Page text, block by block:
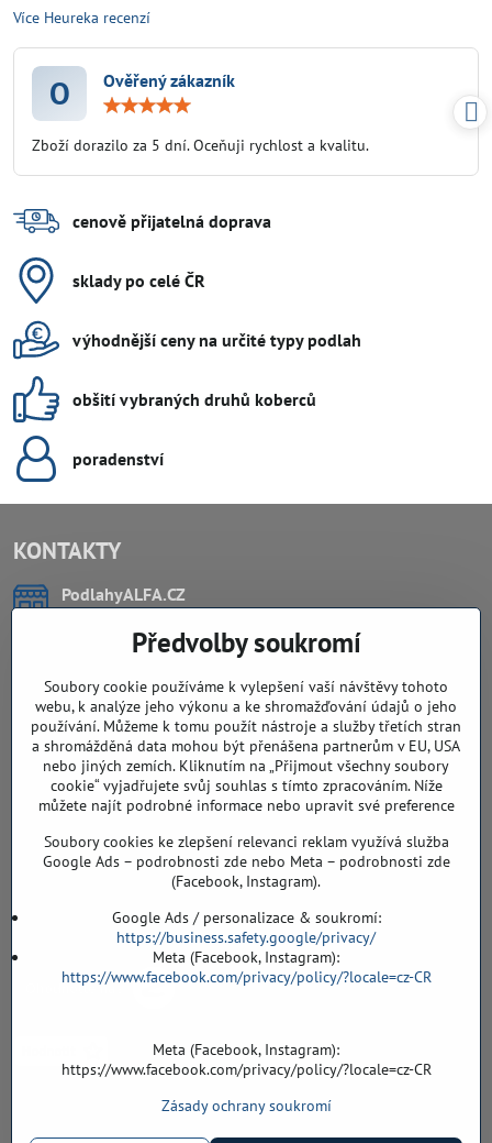
Více Heureka recenzí
O Ověřený zákazník
5
Zboží dorazilo za 5 dní. Oceňuji rychlost a kvalitu.
cenově přijatelná doprava
sklady po celé ČR
výhodnější ceny na určité typy podlah
obšití vybraných druhů koberců
poradenství
KONTAKTY
PodlahyALFA​.CZ
Záříčí, ev.č. 54
768 11 Chropyně
DIČ: CZ8103114129
Sklad, vzorkovna PO TELEFONICKÉ DOMLUVĚ
Záříčí ev. č. 54
768 11 Chropyně
608 855 055
podlahyALFA​@seznam​.cz
Předvolby soukromí
Soubory cookie používáme k vylepšení vaší návštěvy tohoto
webu, k analýze jeho výkonu a ke shromažďování údajů o jeho
používání. Můžeme k tomu použít nástroje a služby třetích stran
a shromážděná data mohou být přenášena partnerům v EU, USA
nebo jiných zemích. Kliknutím na „Přijmout všechny soubory
cookie“ vyjadřujete svůj souhlas s tímto zpracováním. Níže
můžete najít podrobné informace nebo upravit své preference
Soubory cookies ke zlepšení relevanci reklam využívá služba
Google Ads – podrobnosti zde nebo Meta – podrobnosti zde
(Facebook, Instagram).
Google Ads / personalizace & soukromí:
https://business.safety.google/privacy/
Meta (Facebook, Instagram):
https://www.facebook.com/privacy/policy/?locale=cz-CR
Meta (Facebook, Instagram):
https://www.facebook.com/privacy/policy/?locale=cz-CR
Zásady ochrany soukromí